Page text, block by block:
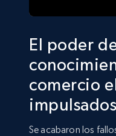
El poder
comercio
Se acabaron los